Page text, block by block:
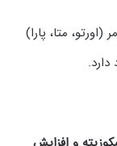
متا، پارا)